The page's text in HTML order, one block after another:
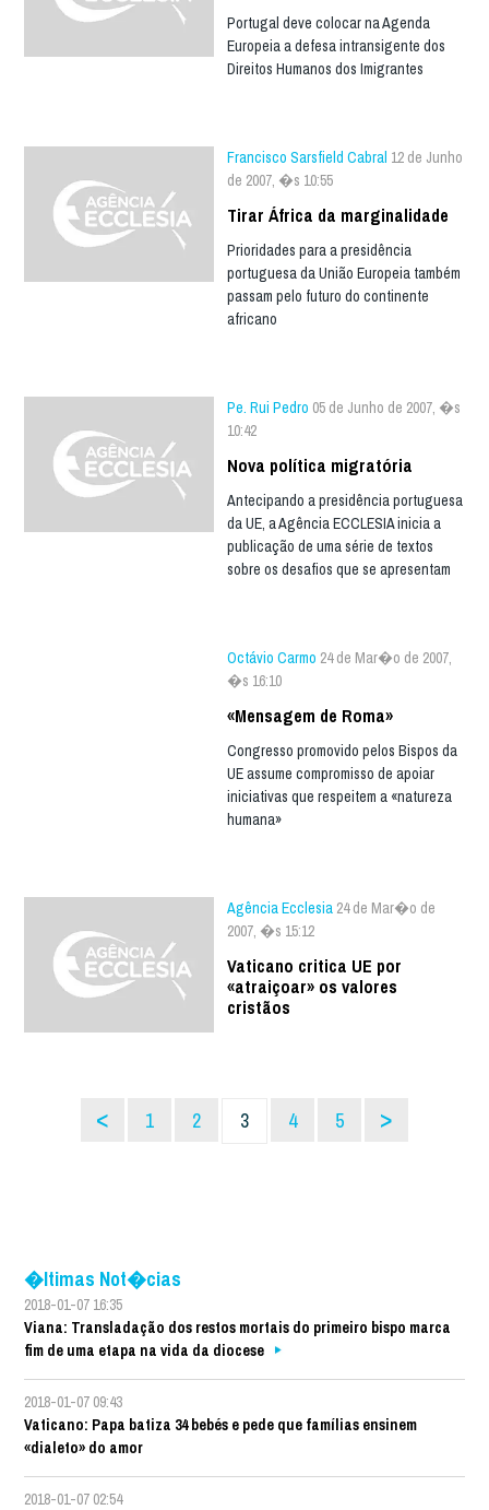
Portugal deve colocar na Agenda
Europeia a defesa intransigente dos
Direitos Humanos dos Imigrantes
Francisco Sarsfield Cabral 12 de Junho
de 2007, �s 10:55
Tirar África da marginalidade
Prioridades para a presidência
portuguesa da União Europeia também
passam pelo futuro do continente
africano
Pe. Rui Pedro 05 de Junho de 2007, �s
10:42
Nova política migratória
Antecipando a presidência portuguesa
da UE, a Agência ECCLESIA inicia a
publicação de uma série de textos
sobre os desafios que se apresentam
Octávio Carmo 24 de Mar�o de 2007,
�s 16:10
«Mensagem de Roma»
Congresso promovido pelos Bispos da
UE assume compromisso de apoiar
iniciativas que respeitem a «natureza
humana»
Agência Ecclesia 24 de Mar�o de
2007, �s 15:12
Vaticano critica UE por
«atraiçoar» os valores
cristãos
< 1 2 3 4 5 >
�ltimas Not�cias
2018-01-07 16:35
Viana: Transladação dos restos mortais do primeiro bispo marca
fim de uma etapa na vida da diocese
2018-01-07 09:43
Vaticano: Papa batiza 34 bebés e pede que famílias ensinem
«dialeto» do amor
2018-01-07 02:54